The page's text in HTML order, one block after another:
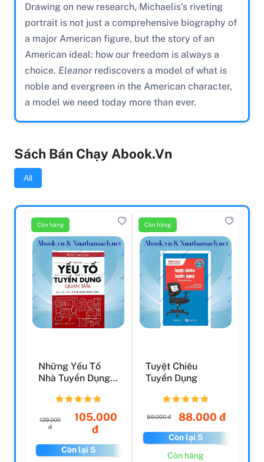
Drawing on new research, Michaelis’s riveting
portrait is not just a comprehensive biography of
a major American figure, but the story of an
American ideal: how our freedom is always a
choice. Eleanor rediscovers a model of what is
noble and evergreen in the American character,
a model we need today more than ever.
Sách Bán Chạy Abook.vn
All
Còn hàng
Những Yếu Tố
Nhà Tuyển Dụng
129.000
đ
105.000
đ
Còn lại 5
Còn hàng
Tuyệt Chiêu
Tuyển Dụng
89.000 đ 88.000 đ
Còn lại 5
Còn hàng